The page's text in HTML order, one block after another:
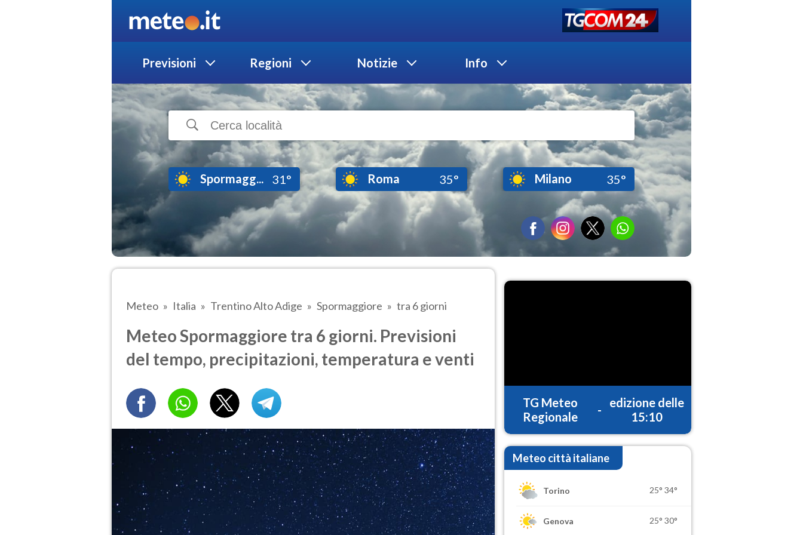
Previsioni Regioni Notizie Info
Spormagg... 31° Roma 35° Milano 35°
Meteo Italia Trentino Alto Adige Spormaggiore tra 6 giorni
Meteo Spormaggiore tra 6 giorni. Previsioni
del tempo, precipitazioni, temperatura e venti
TG Meteo
Regionale
-
edizione delle
15:10
Meteo città italiane
Torino 25° 34°
Genova 25° 30°